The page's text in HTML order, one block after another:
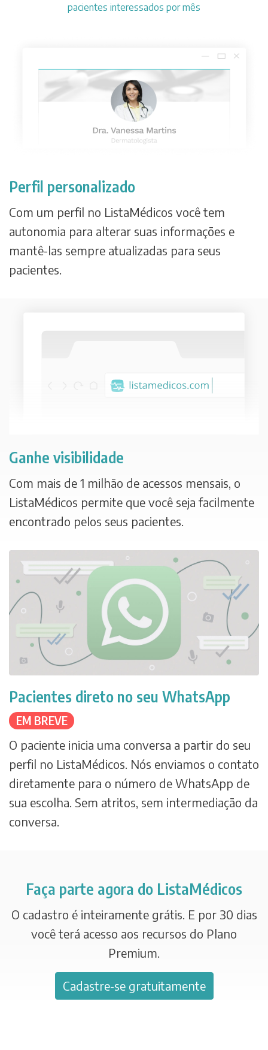
pacientes interessados por mês
Perfil personalizado
Com um perfil no ListaMédicos você tem
autonomia para alterar suas informações e
mantê-las sempre atualizadas para seus
pacientes.
Ganhe visibilidade
Com mais de 1 milhão de acessos mensais, o
ListaMédicos permite que você seja facilmente
encontrado pelos seus pacientes.
Pacientes direto no seu WhatsApp
EM BREVE
O paciente inicia uma conversa a partir do seu
perfil no ListaMédicos. Nós enviamos o contato
diretamente para o número de WhatsApp de
sua escolha. Sem atritos, sem intermediação da
conversa.
Faça parte agora do ListaMédicos
O cadastro é inteiramente grátis. E por 30 dias
você terá acesso aos recursos do Plano
Premium.
Cadastre-se gratuitamente